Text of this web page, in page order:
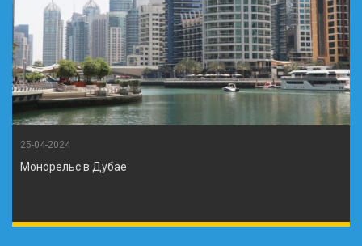
25-04-2024
Монорельс в Дубае